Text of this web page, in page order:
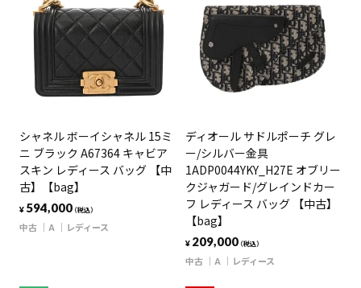
シャネル ボーイシャネル 15ミ
ニ ブラック A67364 キャビア
スキン レディース バッグ 【中
古】【bag】
¥ 594,000（税込）
中古 A レディース
ディオール サドルポーチ グレ
ー/シルバー金具
1ADP0044YKY_H27E オブリー
クジャガード/グレインドカー
フ レディース バッグ 【中古】
【bag】
¥ 209,000（税込）
中古 A レディース